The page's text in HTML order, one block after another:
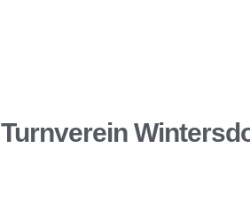
Turnverein